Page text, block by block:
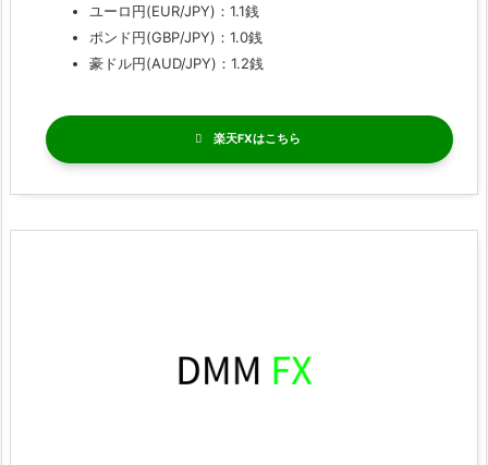
ユーロ円(EUR/JPY)：1.1銭
ポンド円(GBP/JPY)：1.0銭
豪ドル円(AUD/JPY)：1.2銭
楽天FX